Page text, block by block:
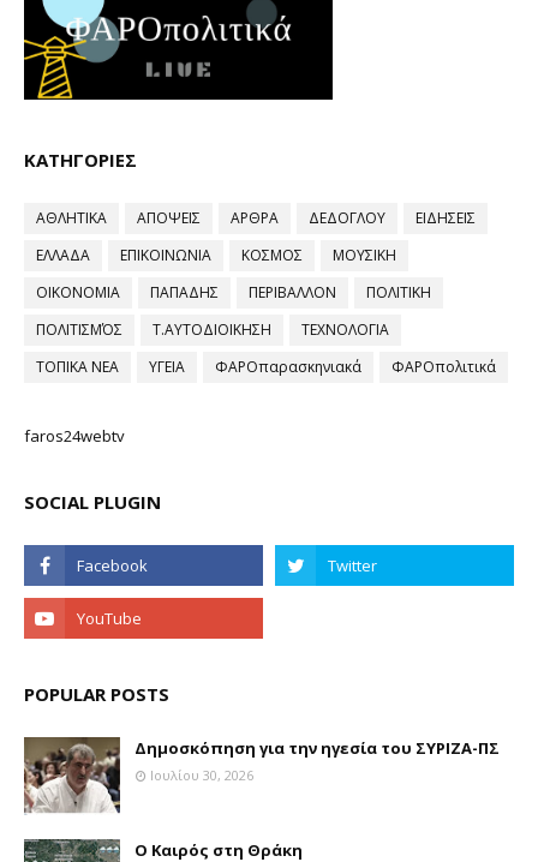
ΚΑΤΗΓΟΡΙΕΣ
ΑΘΛΗΤΙΚΑ ΑΠΟΨΕΙΣ ΑΡΘΡΑ ΔΕΔΟΓΛΟΥ
ΕΙΔΗΣΕΙΣ
ΕΛΛΑΔΑ
ΕΠΙΚΟΙΝΩΝΙΑ ΚΟΣΜΟΣ
ΜΟΥΣΙΚΗ
ΟΙΚΟΝΟΜΙΑ
ΠΑΠΑΔΗΣ ΠΕΡΙΒΑΛΛΟΝ
ΠΟΛΙΤΙΚΗ
ΠΟΛΙΤΙΣΜΌΣ
Τ.ΑΥΤΟΔΙΟΙΚΗΣΗ
ΤΕΧΝΟΛΟΓΙΑ
ΤΟΠΙΚΑ ΝΕΑ
ΥΓΕΙΑ ΦΑΡΟπαρασκηνιακά ΦΑΡΟπολιτικά
faros24webtv
SOCIAL PLUGIN
POPULAR POSTS
Δημοσκόπηση για την ηγεσία του ΣΥΡΙΖΑ-ΠΣ
Ιουλίου 30, 2026
Ο Καιρός στη Θράκη